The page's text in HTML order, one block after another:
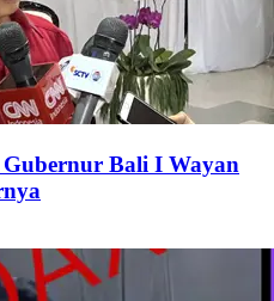
Gubernur Bali I Wayan